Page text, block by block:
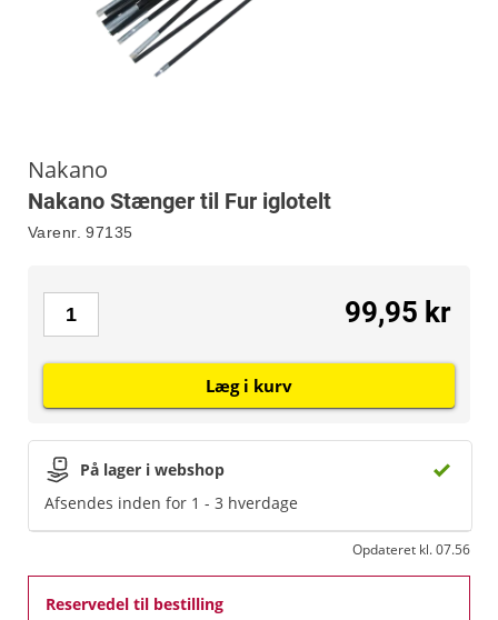
Nakano
Nakano Stænger til Fur iglotelt
Varenr. 97135
På lager i webshop
Afsendes inden for 1 - 3 hverdage
Opdateret kl. 07.56
Reservedel til bestilling
99,95 kr
Læg i kurv